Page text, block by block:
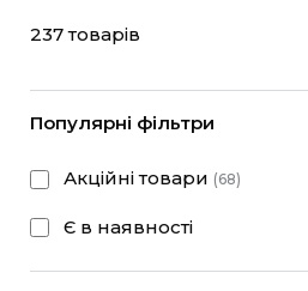
RAM
237 товарів
Популярні фільтри
Акційні товари (68)
Є в наявності